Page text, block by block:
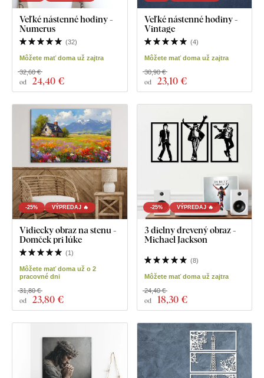
Veľké nástenné hodiny -
Numerus
(32)
Môžete mať doma už zajtra
od 24,40 €
32,60 €
Veľké nástenné hodiny -
Vintage
(4)
Môžete mať doma už zajtra
od 23,10 €
30,90 €
-25% VÝPREDAJ 🔥
Vidiecky obraz na stenu -
Domček pri lúke
(1)
Môžete mať doma už o 2
pracovné dni
od 23,80 €
31,80 €
-25% VÝPREDAJ 🔥
3 dielny drevený obraz -
Michael Jackson
(8)
Môžete mať doma už zajtra
od 18,30 €
24,40 €